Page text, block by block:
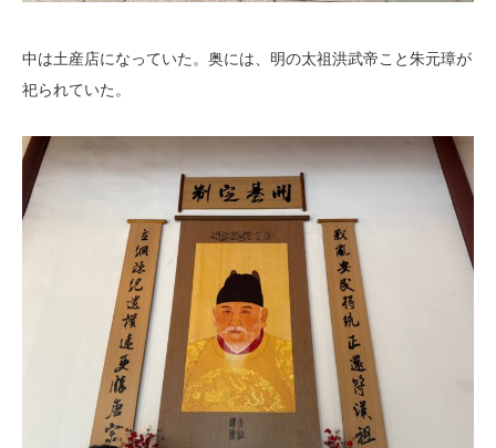
中は土産店になっていた。奥には、明の太祖洪武帝こと朱元璋が
祀られていた。